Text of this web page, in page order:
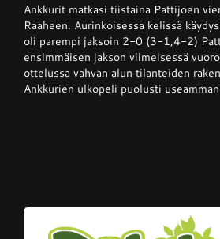
–
Pattijoki
otti
Ankkureista
voiton
kotikentällään
Ankkurit matkasi tiistaina Pattijoen
Raaheen. Aurinkoisessa kelissä
oli parempi jaksoin 2-0 (3-1,4-2)
ensimmäisen jakson viimeisessä
ottelussa vahvan alun tilanteiden
Ankkurien ulkopeli puolusti